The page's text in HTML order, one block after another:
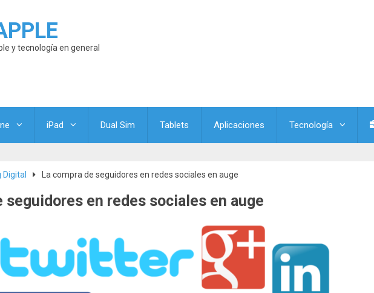
y tecnología en general
iPad Dual Sim Tablets Aplicaciones Tecnología
La compra de seguidores en redes sociales en auge
seguidores en redes sociales en auge